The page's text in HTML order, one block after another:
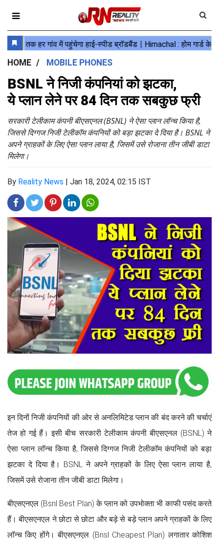
HOME MOBILE PHONES
BSNL ने निजी कंपनियां को झटका,
ये प्लान लेने पर 84 दिन तक सबकुछ फ्री
सरकारी टेलीकाम कंपनी बीएसएनल (BSNL) ने ऐसा प्लान लॉन्च किया है,
जिससे दिग्गज निजी टेलीकॉम कंपनियों को बड़ा झटका दे दिया है। BSNL ने
अपने ग्राहकों के लिए ऐसा प्लान लाया है, जिसमें उसे रोजाना तीन जीबी डाटा
मिलेगा।
By Reality News | Jan 18, 2024, 02:15 IST
इन दिनों निजी कंपनियों की ओर से अनलिमिटेड प्लान की बंद करने की चर्चाएं
तेज हो गई हैं। इसी बीच सरकारी टेलीकाम कंपनी बीएसएनल (BSNL) ने
ऐसा प्लान लॉन्च किया है, जिससे दिग्गज निजी टेलीकॉम कंपनियों को बड़ा
झटका दे दिया है। BSNL ने अपने ग्राहकों के लिए ऐसा प्लान लाया है,
जिसमें उसे रोजाना तीन जीबी डाटा मिलेगा।
बीएसएनएल (Bsnl Best Plan) के प्लान को उपभोक्ता भी काफी पसंद करते
हैं। बीएसएनएल ने छोटा से छोटा और बड़े से बड़े प्लान अपने ग्राहकों के लिए
लॉन्च किए होंगे। बीएसएनएल (Bnsl Cheapest Plan) लगातार कोशिश